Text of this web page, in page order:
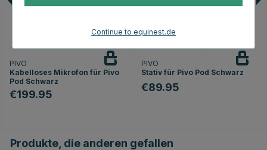
PIVO
Kabelloses Mikrofon für Pivo
Pod Schwarz
€199.95
PIVO
Stativ für Pivo Pod Schwarz
€89.95
Produkte, die anderen gefallen
Continue to equinest.de